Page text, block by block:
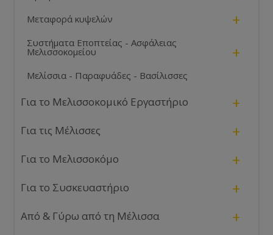
Μεταφορά κυψελών +
Συστήματα Εποπτείας - Ασφάλειας
Μελισσοκομείου +
Μελίσσια - Παραφυάδες - Βασίλισσες
Για το Μελισσοκομικό Εργαστήριο +
Για τις Μέλισσες +
Για το Μελισσοκόμο +
Για το Συσκευαστήριο +
Από & Γύρω από τη Μέλισσα +